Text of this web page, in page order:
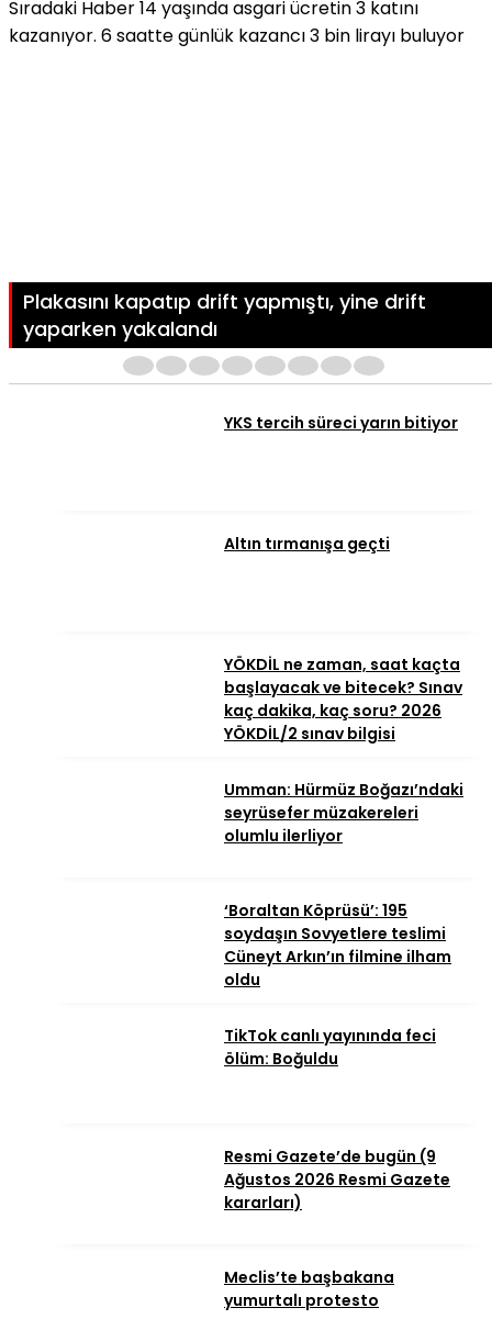
Sıradaki Haber14 yaşında asgari ücretin 3 katını
kazanıyor. 6 saatte günlük kazancı 3 bin lirayı buluyor
Plakasını kapatıp drift yapmıştı, yine drift
yaparken yakalandı
YKS tercih süreci yarın bitiyor
Altın tırmanışa geçti
YÖKDİL ne zaman, saat kaçta
başlayacak ve bitecek? Sınav
kaç dakika, kaç soru? 2026
YÖKDİL/2 sınav bilgisi
Umman: Hürmüz Boğazı’ndaki
seyrüsefer müzakereleri
olumlu ilerliyor
‘Boraltan Köprüsü’: 195
soydaşın Sovyetlere teslimi
Cüneyt Arkın’ın filmine ilham
oldu
TikTok canlı yayınında feci
ölüm: Boğuldu
Resmi Gazete’de bugün (9
Ağustos 2026 Resmi Gazete
kararları)
Meclis’te başbakana
yumurtalı protesto